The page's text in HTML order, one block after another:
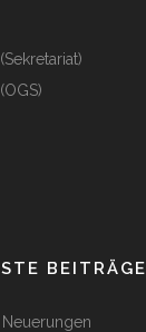
BEITRÄGE
Neuerungen